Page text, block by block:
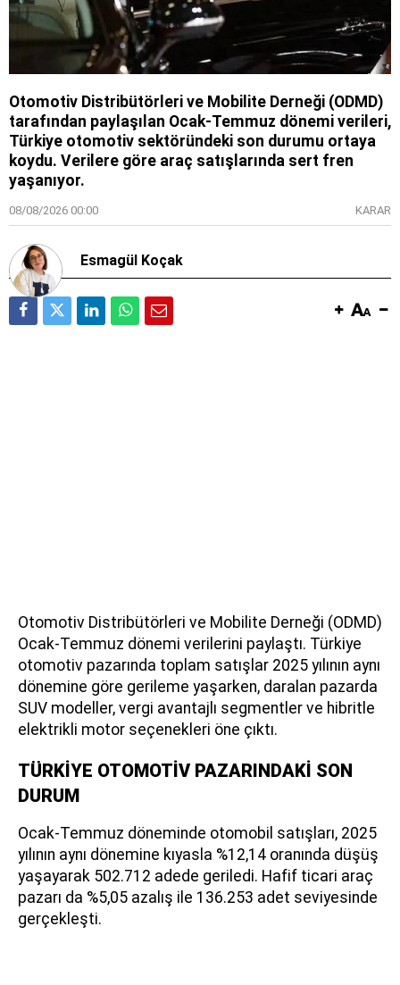
Otomotiv Distribütörleri ve Mobilite Derneği (ODMD)
tarafından paylaşılan Ocak-Temmuz dönemi verileri,
Türkiye otomotiv sektöründeki son durumu ortaya
koydu. Verilere göre araç satışlarında sert fren
yaşanıyor.
08/08/2026 00:00 KARAR
Esmagül Koçak
Otomotiv Distribütörleri ve Mobilite Derneği (ODMD)
Ocak-Temmuz dönemi verilerini paylaştı. Türkiye
otomotiv pazarında toplam satışlar 2025 yılının aynı
dönemine göre gerileme yaşarken, daralan pazarda
SUV modeller, vergi avantajlı segmentler ve hibritle
elektrikli motor seçenekleri öne çıktı.
TÜRKİYE OTOMOTİV PAZARINDAKİ SON
DURUM
Ocak-Temmuz döneminde otomobil satışları, 2025
yılının aynı dönemine kıyasla %12,14 oranında düşüş
yaşayarak 502.712 adede geriledi. Hafif ticari araç
pazarı da %5,05 azalış ile 136.253 adet seviyesinde
gerçekleşti.